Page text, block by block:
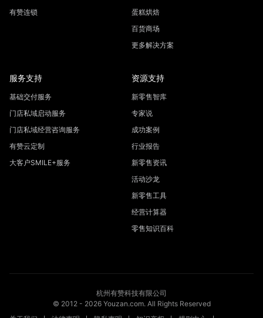
有赞连锁
蛋糕烘焙
百货商场
更多解决方案
服务支持
基础交付服务
门店私域启动服务
门店私域经营咨询服务
有赞云定制
大客户SMILE+服务
资源支持
新零售智库
专家说
成功案例
行业报告
新零售资讯
活动沙龙
新零售工具
经营计算器
零售知识百科
杭州有赞科技有限公司
© 2012 - 2026Youzan.com. All Rights Reserved